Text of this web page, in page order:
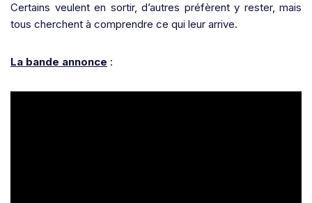
Certains veulent en sortir, d’autres préfèrent y rester, mais
tous cherchent à comprendre ce qui leur arrive.
La bande annonce :